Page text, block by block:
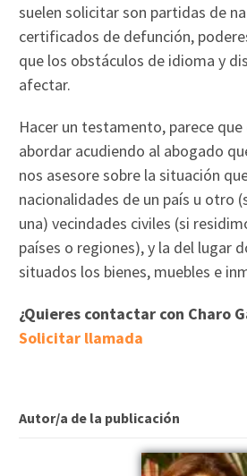
suelen solicitar son partidas de
certificados de defunción,
que los obstáculos de idioma y
afectar.
Hacer un testamento, parece
abordar acudiendo al abogado
nos asesore sobre la situación
nacionalidades de un país u otro
una) vecindades civiles (si
países o regiones), y la del lugar
situados los bienes, muebles e
¿Quieres contactar con Charo
Solicitar llamada
Autor/a de la publicación